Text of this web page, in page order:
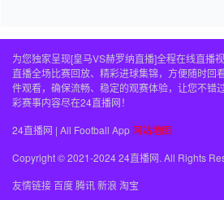
为您独家呈现[皇马VS赫罗纳直播]全程在线直播
直播全场比赛回放、精彩进球集锦，方便随时回
件观看，确保流畅、稳定的观赛体验，让您不错
彩赛事内容尽在24直播网！
24直播网 | All Football App 网站地图
Copyright © 2021-2024 24直播网. All Rights
友情链接百度腾讯新浪 淘宝